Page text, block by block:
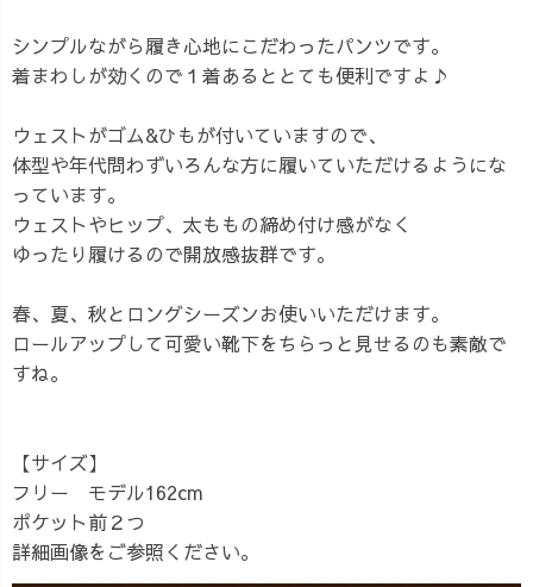
シンプルながら履き心地にこだわったパンツです。
着まわしが効くので１着あるととても便利ですよ♪
ウェストがゴム&ひもが付いていますので、
体型や年代問わずいろんな方に履いていただけるようにな
っています。
ウェストやヒップ、太ももの締め付け感がなく
ゆったり履けるので開放感抜群です。
春、夏、秋とロングシーズンお使いいただけます。
ロールアップして可愛い靴下をちらっと見せるのも素敵で
すね。
【サイズ】
フリー モデル162cm
ポケット前２つ
詳細画像をご参照ください。